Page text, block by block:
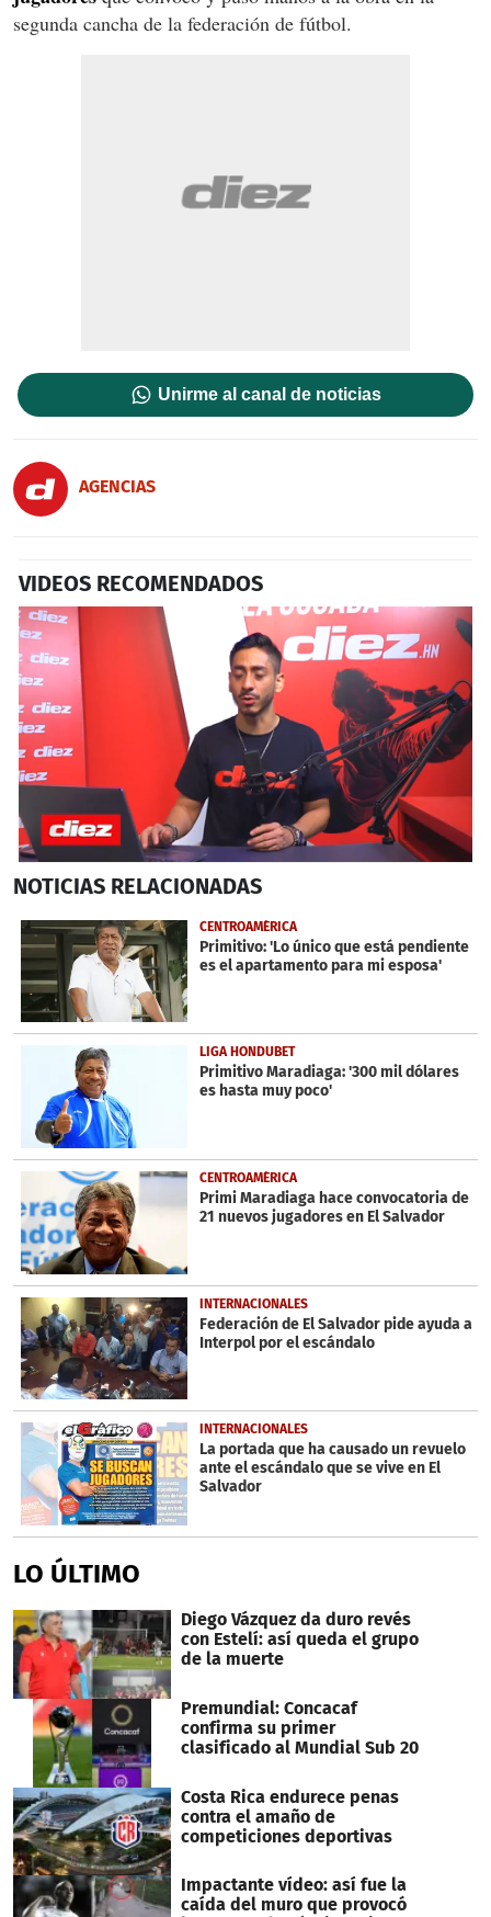
segunda cancha de la federación de fútbol.
Unirme al canal de noticias
AGENCIAS
VIDEOS RECOMENDADOS
seconds
4
minutes,
51
seconds
NOTICIAS RELACIONADAS
CENTROAMÉRICA
Primitivo: 'Lo único que está pendiente
es el apartamento para mi esposa'
LIGA HONDUBET
Primitivo Maradiaga: '300 mil dólares
es hasta muy poco'
CENTROAMÉRICA
Primi Maradiaga hace convocatoria de
21 nuevos jugadores en El Salvador
INTERNACIONALES
Federación de El Salvador pide ayuda a
Interpol por el escándalo
INTERNACIONALES
La portada que ha causado un revuelo
ante el escándalo que se vive en El
Salvador
LO ÚLTIMO
Diego Vázquez da duro revés
con Estelí: así queda el grupo
de la muerte
Premundial: Concacaf
confirma su primer
clasificado al Mundial Sub 20
Costa Rica endurece penas
contra el amaño de
competiciones deportivas
Impactante vídeo: así fue la
caída del muro que provocó